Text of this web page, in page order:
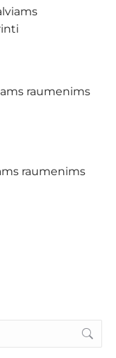
raumenims
raumenims